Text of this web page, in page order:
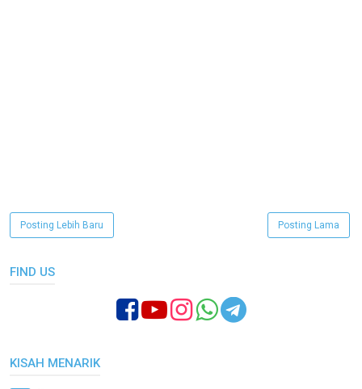
Posting Lebih Baru Posting Lama
FIND US
KISAH MENARIK